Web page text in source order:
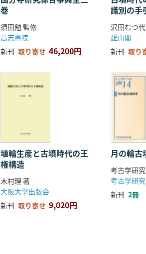
巻
須田勉 監修
高志書院
新刊 取り寄せ 46,200円
識別の手
沢田むつ
雄山閣
新刊 取り
埴輪生産と古墳時代の王
権構造
木村理 著
大阪大学出版会
新刊 取り寄せ 9,020円
月の輪古
考古学研
考古学研
新刊 2冊